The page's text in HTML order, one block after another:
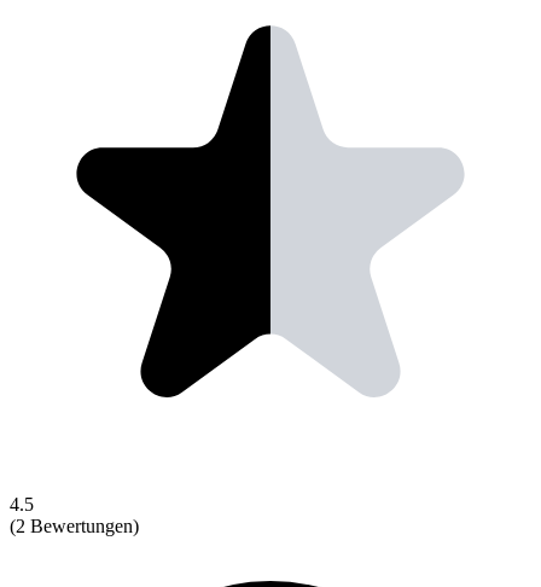
4.5
(2 Bewertungen)